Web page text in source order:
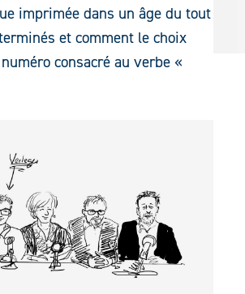
imprimée dans un âge du tout
et comment le choix
consacré au verbe «